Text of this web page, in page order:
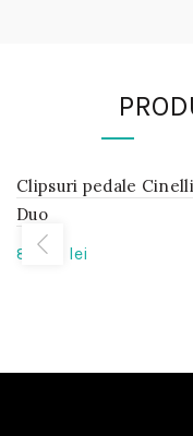
IN
STOC
Clipsuri pedale Cinelli
Duo
80,00 lei